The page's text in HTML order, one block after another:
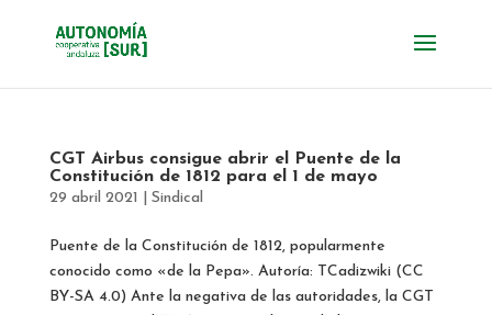
CGT Airbus consigue abrir el Puente de la
Constitución de 1812 para el 1 de mayo
29 abril 2021 Sindical
Puente de la Constitución de 1812, popularmente
conocido como «de la Pepa». Autoría: TCadizwiki (CC
BY-SA 4.0) Ante la negativa de las autoridades, la CGT